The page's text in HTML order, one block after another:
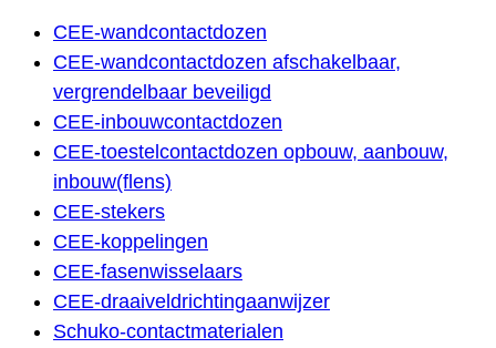
CEE-wandcontactdozen
CEE-wandcontactdozen afschakelbaar,
vergrendelbaar beveiligd
CEE-inbouwcontactdozen
CEE-toestelcontactdozen opbouw, aanbouw,
inbouw(flens)
CEE-stekers
CEE-koppelingen
CEE-fasenwisselaars
CEE-draaiveldrichtingaanwijzer
Schuko-contactmaterialen